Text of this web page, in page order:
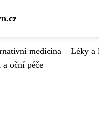
medicína Léky a
a oční péče